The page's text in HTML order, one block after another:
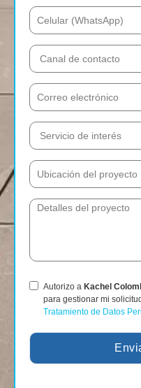
Autorizo a Kachel
para gestionar mi
Tratamiento de Datos